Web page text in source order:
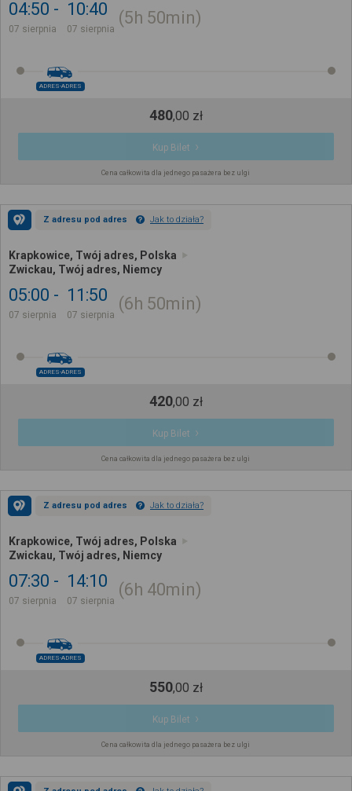
04:50
07 sierpnia
10:40
07 sierpnia
5h 50min
ADRES-ADRES
480,00 zł
Kup Bilet
Cena całkowita dla jednego pasażera bez ulgi
Z adresu pod adres Jak to działa?
Krapkowice, Twój adres, Polska
Zwickau, Twój adres, Niemcy
05:00
07 sierpnia
11:50
07 sierpnia
6h 50min
ADRES-ADRES
420,00 zł
Kup Bilet
Cena całkowita dla jednego pasażera bez ulgi
Z adresu pod adres Jak to działa?
Krapkowice, Twój adres, Polska
Zwickau, Twój adres, Niemcy
07:30
07 sierpnia
14:10
07 sierpnia
6h 40min
ADRES-ADRES
550,00 zł
Kup Bilet
Cena całkowita dla jednego pasażera bez ulgi